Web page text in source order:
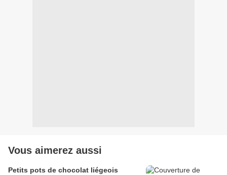
Vous aimerez aussi
Petits pots de chocolat liégeois